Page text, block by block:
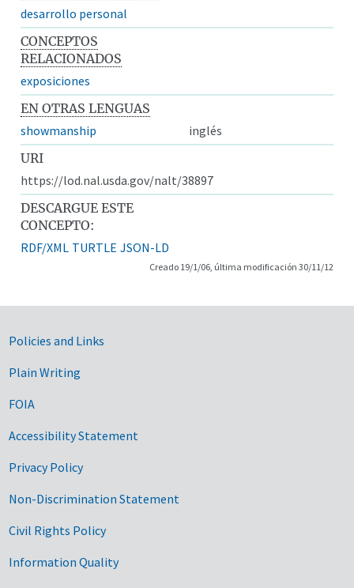
desarrollo personal
CONCEPTOS
RELACIONADOS
exposiciones
EN OTRAS LENGUAS
showmanship
inglés
URI
https://lod.nal.usda.gov/nalt/38897
DESCARGUE ESTE
CONCEPTO:
RDF/XML TURTLE JSON-LD
Creado 19/1/06, última modificación 30/11/12
Government Links
Policies and Links
Plain Writing
FOIA
Accessibility Statement
Privacy Policy
Non-Discrimination Statement
Civil Rights Policy
Information Quality